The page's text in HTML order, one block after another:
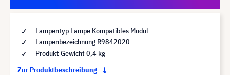
Lampentyp Lampe Kompatibles Modul
Lampenbezeichnung R9842020
Produkt Gewicht 0,4 kg
Zur Produktbeschreibung